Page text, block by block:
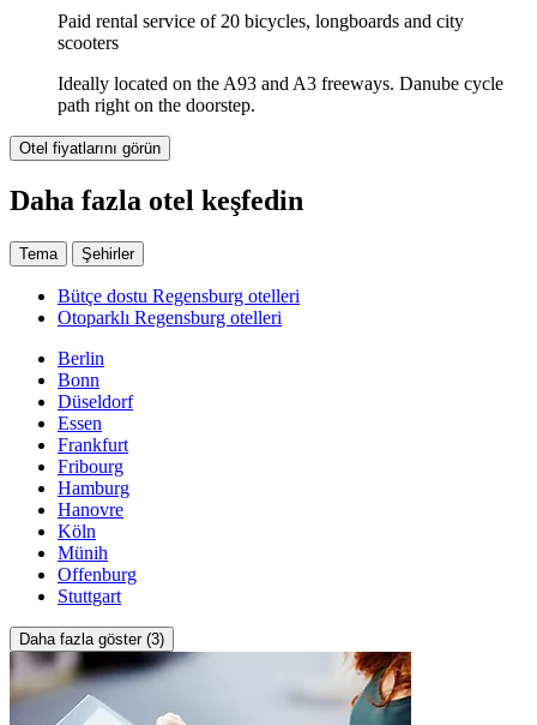
Paid rental service of 20 bicycles, longboards and city
scooters
Ideally located on the A93 and A3 freeways. Danube cycle
path right on the doorstep.
Otel fiyatlarını görün
Daha fazla otel keşfedin
Tema Şehirler
Bütçe dostu Regensburg otelleri
Otoparklı Regensburg otelleri
Berlin
Bonn
Düseldorf
Essen
Frankfurt
Fribourg
Hamburg
Hanovre
Köln
Münih
Offenburg
Stuttgart
Daha fazla göster (3)